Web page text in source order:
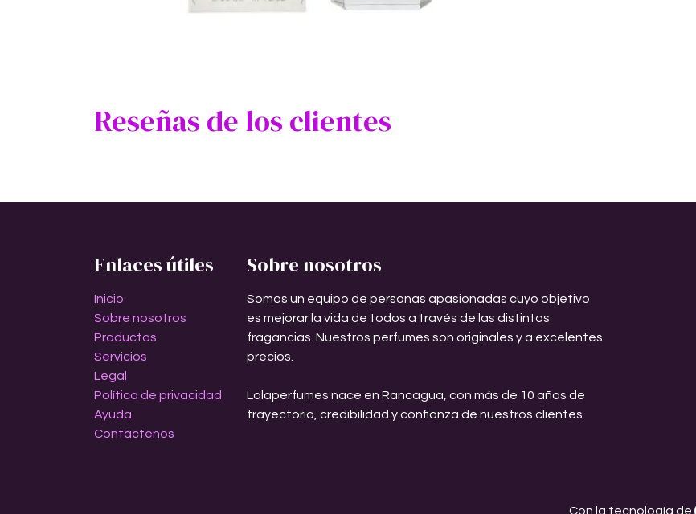
Reseñas de los clientes
Enlaces útiles
Inicio
Sobre nosotros
Productos
Servicios
Legal
Política de privacidad
Ayuda
Contáctenos
Sobre nosotros
Somos un equipo de personas apasionadas cuyo objetivo
es mejorar la vida de todos a través de las distintas
fragancias. Nuestros perfumes son originales y a excelentes
precios.
Lolaperfumes nace en Rancagua, con más de 10 años de
trayectoria, credibilidad y confianza de nuestros clientes.
Con la tecnología de